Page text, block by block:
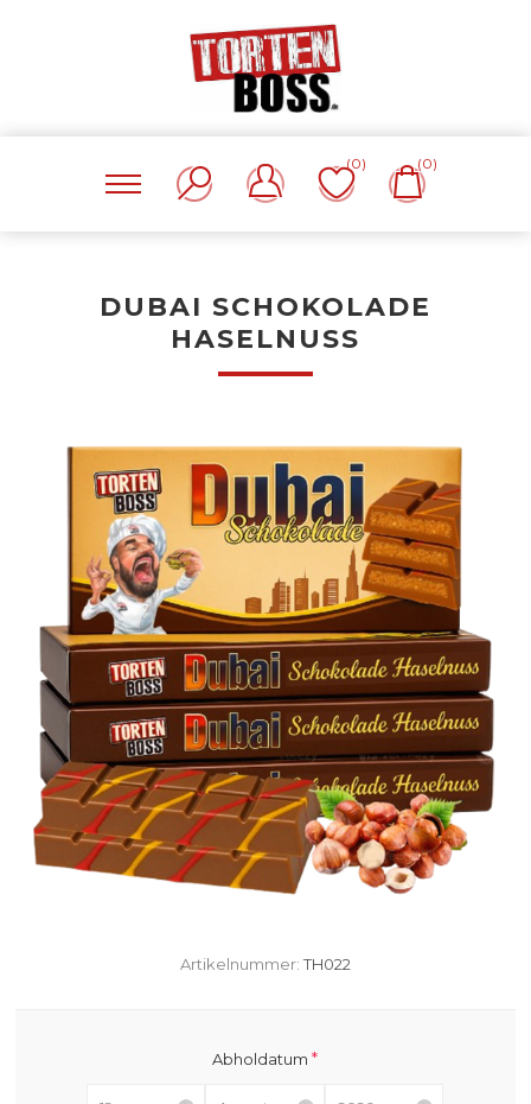
(0) (0)
DUBAI SCHOKOLADE
HASELNUSS
Artikelnummer: TH022
Abholdatum*